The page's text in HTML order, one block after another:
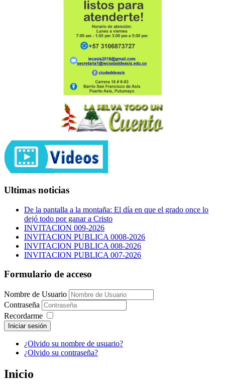
Ultimas noticias
De la pantalla a la montaña: El día en que el grado once lo
dejó todo por ganar a Cristo
INVITACION 009-2026
INVITACION PUBLICA 0008-2026
INVITACION PUBLICA 008-2026
INVITACION PUBLICA 007-2026
Formulario de acceso
Nombre de Usuario
Contraseña
Recordarme
Iniciar sesión
¿Olvido su nombre de usuario?
¿Olvido su contraseña?
Inicio